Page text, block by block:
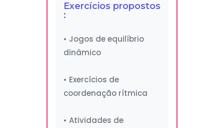
Exercícios propostos
:
• Jogos de equilíbrio
dinâmico
• Exercícios de
coordenação rítmica
• Atividades de